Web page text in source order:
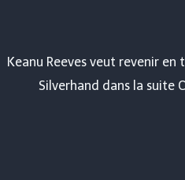
Keanu Reeves veut revenir en
Silverhand dans la suite